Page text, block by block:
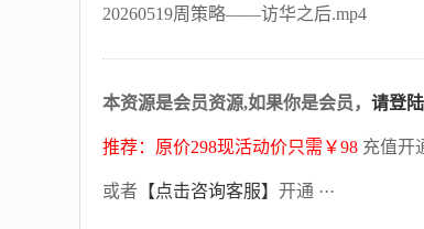
20260519周策略——访华之后.mp4
本资源是会员资源,如果你是会员， 请登陆
推荐：原价298现活动价只需￥98 充值开
或者 【点击咨询客服】 开通 ···